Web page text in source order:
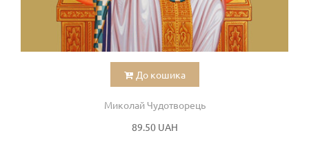
До кошика
Миколай Чудотворець
89.50 UAH